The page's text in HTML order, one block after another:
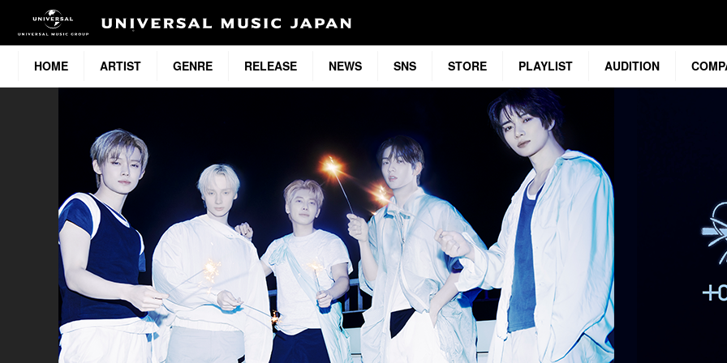
HOME ARTIST GENRE RELEASE NEWS SNS STORE PLAYLIST AUDITION